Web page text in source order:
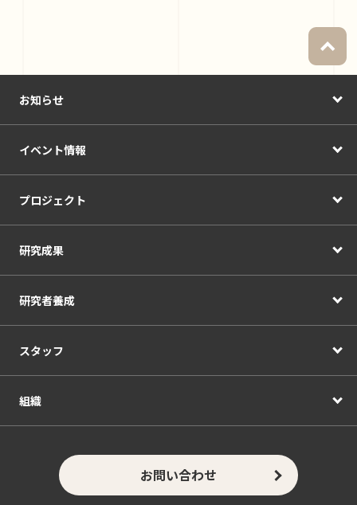
お知らせ
イベント情報
プロジェクト
研究成果
研究者養成
スタッフ
組織
お問い合わせ